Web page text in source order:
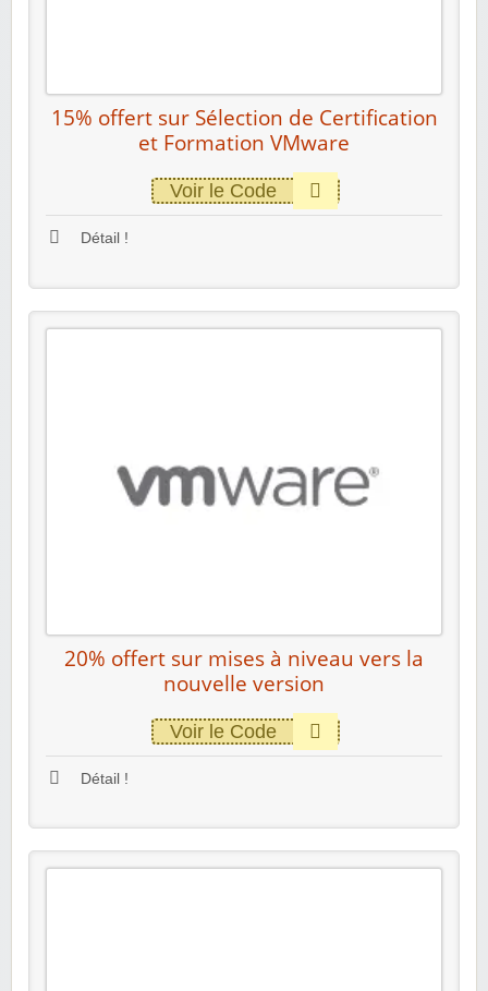
15% offert sur Sélection de Certification
et Formation VMware
Voir le Code
Détail !
20% offert sur mises à niveau vers la
nouvelle version
Voir le Code
Détail !